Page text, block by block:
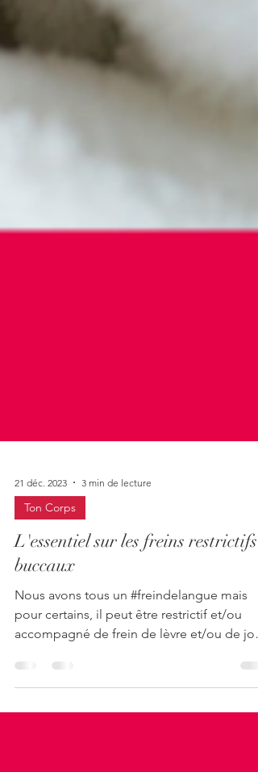
21 déc. 2023
Ton Corps
L'essentiel sur les freins restrictifs
buccaux
Nous avons tous un #freindelangue mais
pour certains, il peut être restrictif et/ou
accompagné de frein de lèvre et/ou de
-...